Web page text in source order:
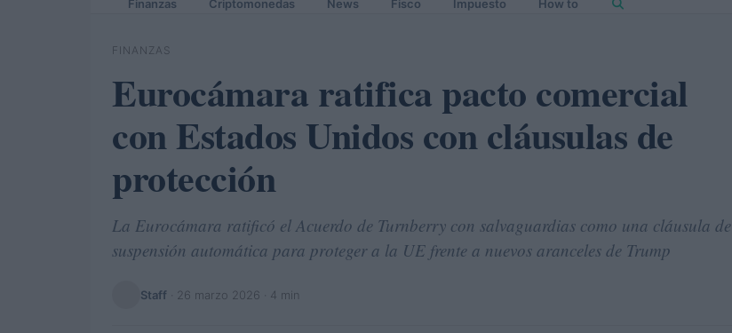
Finanzas Criptomonedas News Fisco Impuesto How to
FINANZAS
Eurocámara ratifica pacto comercial
con Estados Unidos con cláusulas de
protección
La Eurocámara ratificó el Acuerdo de Turnberry con salvaguardias como una cláusula de
suspensión automática para proteger a la UE frente a nuevos aranceles de Trump
Staff 26 marzo 2026 · 4 min